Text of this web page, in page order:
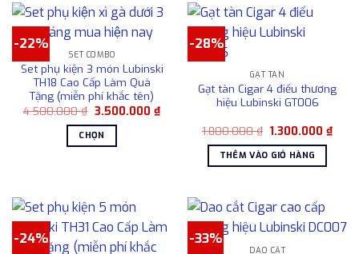
được
chọn
trên
sản
phẩm
này
có
biến
thể.
Các
tùy
chọn
có
trên
trang
sản
-22%
SET COMBO
Set phụ kiện 3 món Lubinski
TH18 Cao Cấp Làm Quà
Tặng (miễn phí khắc tên)
4.500.000₫ Giá
là:
4.500.000 ₫.
3.500.000 ₫Giá
hiện
3.500.000 ₫.
CHỌN
có
nhiều
biến
-28%
GẠT TÀN
Gạt tàn Cigar 4 điếu thương
hiệu Lubinski GT006
1.800.000₫ Giá
là:
1.800.000 ₫.
1.300.000₫Giá
hiện
THÊM VÀO GIỎ HÀNG
-24% -33%
DAO CẮT